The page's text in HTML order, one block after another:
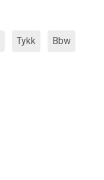
Tykk Bbw